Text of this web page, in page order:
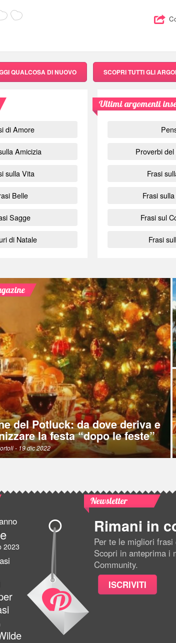
QUALCOSA DI NUOVO SCOPRITUTTI GLI
di Amore
Amicizia
sulla Vita
Belle
Sagge
di Natale
Ultimi argomenti
Proverbi
Frasi
Frasi
Frasi sul
Frasi
del Potluck: da dove deriva e
la festa “dopo le feste”
- 19 dic 2022
2023
Newsletter
Rimani in
Per te le migliori frasi
Scopri in anteprima i
Community.
ISCRIVITI